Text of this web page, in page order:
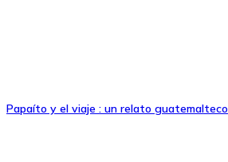
Papaíto y el viaje : un relato guatemalteco